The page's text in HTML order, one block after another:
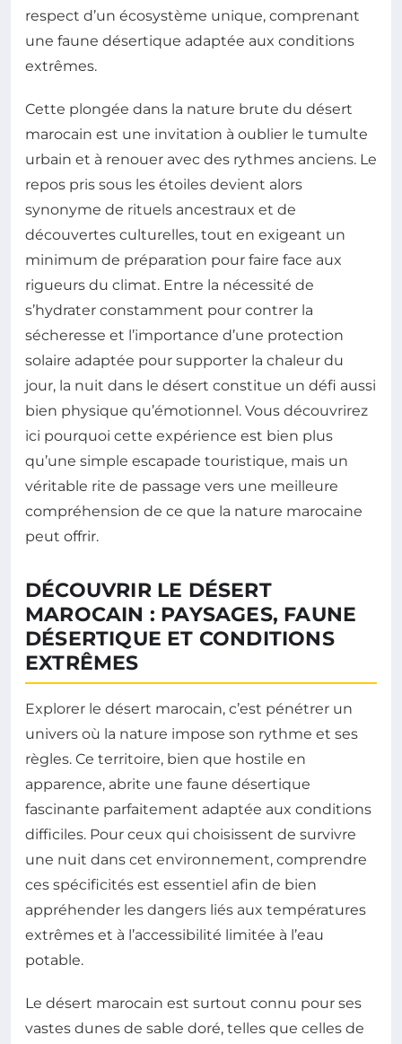
respect d’un écosystème unique, comprenant
une faune désertique adaptée aux conditions
extrêmes.
Cette plongée dans la nature brute du désert
marocain est une invitation à oublier le tumulte
urbain et à renouer avec des rythmes anciens. Le
repos pris sous les étoiles devient alors
synonyme de rituels ancestraux et de
découvertes culturelles, tout en exigeant un
minimum de préparation pour faire face aux
rigueurs du climat. Entre la nécessité de
s’hydrater constamment pour contrer la
sécheresse et l’importance d’une protection
solaire adaptée pour supporter la chaleur du
jour, la nuit dans le désert constitue un défi aussi
bien physique qu’émotionnel. Vous découvrirez
ici pourquoi cette expérience est bien plus
qu’une simple escapade touristique, mais un
véritable rite de passage vers une meilleure
compréhension de ce que la nature marocaine
peut offrir.
DÉCOUVRIR LE DÉSERT
MAROCAIN : PAYSAGES, FAUNE
DÉSERTIQUE ET CONDITIONS
EXTRÊMES
Explorer le désert marocain, c’est pénétrer un
univers où la nature impose son rythme et ses
règles. Ce territoire, bien que hostile en
apparence, abrite une faune désertique
fascinante parfaitement adaptée aux conditions
difficiles. Pour ceux qui choisissent de survivre
une nuit dans cet environnement, comprendre
ces spécificités est essentiel afin de bien
appréhender les dangers liés aux températures
extrêmes et à l’accessibilité limitée à l’eau
potable.
Le désert marocain est surtout connu pour ses
vastes dunes de sable doré, telles que celles de